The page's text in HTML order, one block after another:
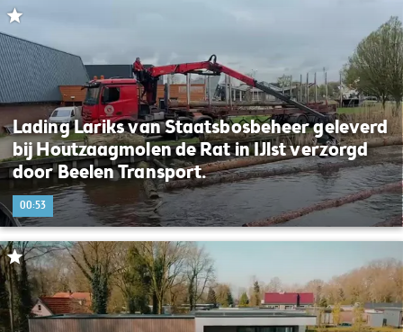
Lading Lariks van Staatsbosbeheer geleverd
bij Houtzaagmolen de Rat in IJlst verzorgd
door Beelen Transport.
00:53